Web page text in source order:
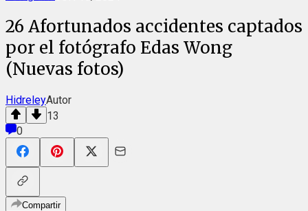
26 Afortunados accidentes captados
por el fotógrafo Edas Wong
(Nuevas fotos)
HidreleyAutor
13
0
Compartir